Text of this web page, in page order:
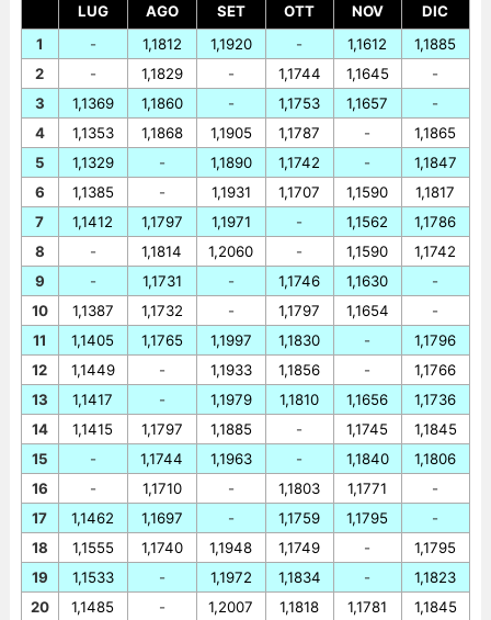
LUG AGO SET OTT NOV
DIC
1
2
3
4
5
6
7
8
9
10
11
12
13
14
15
16
17
18
19
20
-
-
1,1369
1,1353
1,1329
1,1385
1,1412
-
-
1,1387
1,1405
1,1449
1,1417
1,1415
-
-
1,1462
1,1555
1,1533
1,1485
1,1812
1,1829
1,1860
1,1868
-
-
1,1797
1,1814
1,1731
1,1732
1,1765
-
-
1,1797
1,1744
1,1710
1,1697
1,1740
-
-
1,1920
-
-
1,1905
1,1890
1,1931
1,1971
1,2060
-
-
1,1997
1,1933
1,1979
1,1885
1,1963
-
-
1,1948
1,1972
1,2007
-
1,1744
1,1753
1,1787
1,1742
1,1707
-
-
1,1746
1,1797
1,1830
1,1856
1,1810
-
-
1,1803
1,1759
1,1749
1,1834
1,1818
1,1612
1,1645
1,1657
-
-
1,1590
1,1562
1,1590
1,1630
1,1654
-
-
1,1656
1,1745
1,1840
1,1771
1,1795
-
-
1,1781
1,1885
-
-
1,1865
1,1847
1,1817
1,1786
1,1742
-
-
1,1796
1,1766
1,1736
1,1845
1,1806
-
-
1,1795
1,1823
1,1845